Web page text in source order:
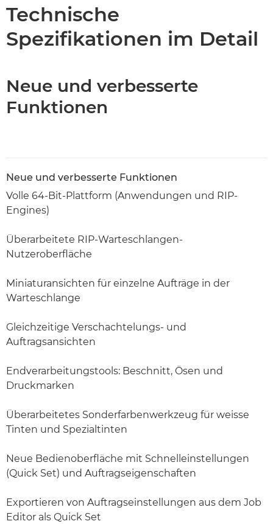
Technische
Spezifikationen im Detail
Neue und verbesserte
Funktionen
Neue und verbesserte Funktionen
Volle 64-Bit-Plattform (Anwendungen und RIP-
Engines)
Überarbeitete RIP-Warteschlangen-
Nutzeroberfläche
Miniaturansichten für einzelne Aufträge in der
Warteschlange
Gleichzeitige Verschachtelungs- und
Auftragsansichten
Endverarbeitungstools: Beschnitt, Ösen und
Druckmarken
Überarbeitetes Sonderfarbenwerkzeug für weisse
Tinten und Spezialtinten
Neue Bedienoberfläche mit Schnelleinstellungen
(Quick Set) und Auftragseigenschaften
Exportieren von Auftragseinstellungen aus dem Job
Editor als Quick Set